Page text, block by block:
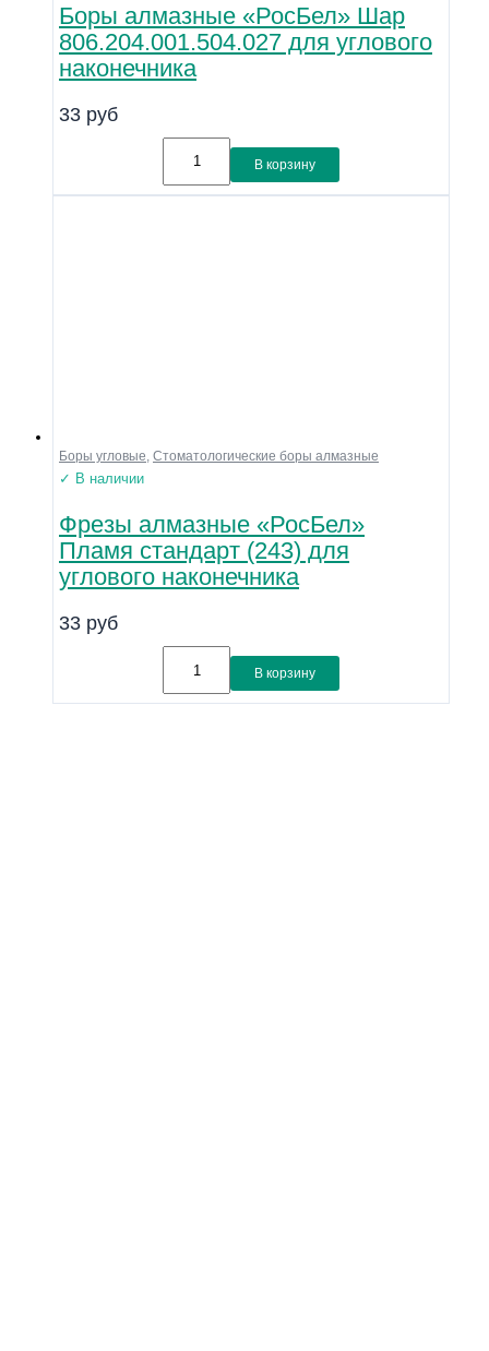
Боры алмазные «РосБел» Шар
806.204.001.504.027 для углового
наконечника
33 руб
В корзину
Боры угловые Стоматологические боры алмазные
✓ В наличии
Фрезы алмазные «РосБел»
Пламя стандарт (243) для
углового наконечника
33 руб
В корзину